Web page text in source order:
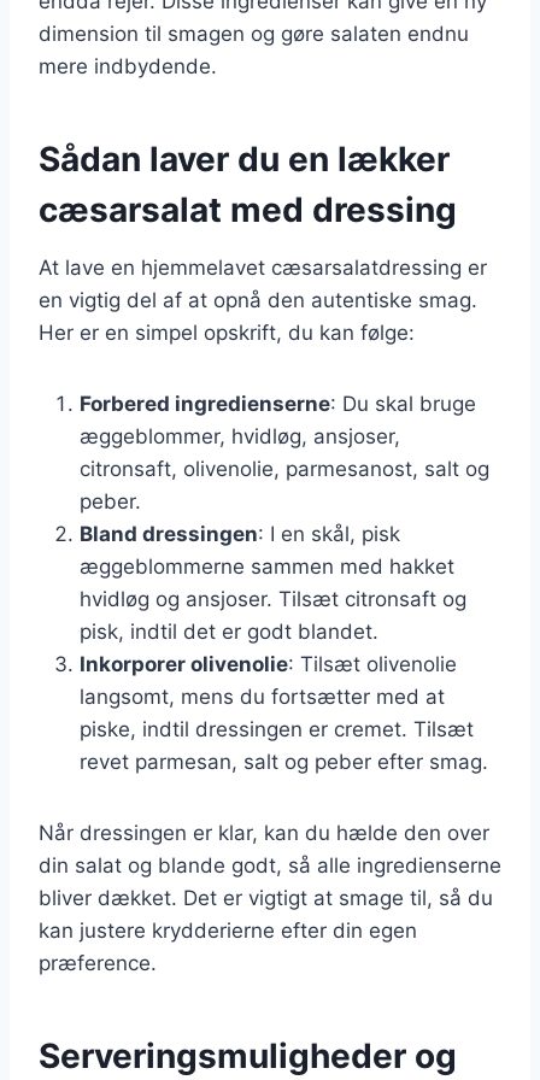
dimension til smagen og gøre salaten endnu
mere indbydende.
Sådan laver du en lækker
cæsarsalat med dressing
At lave en hjemmelavet cæsarsalatdressing er
en vigtig del af at opnå den autentiske smag.
Her er en simpel opskrift, du kan følge:
Forbered ingredienserne: Du skal bruge
æggeblommer, hvidløg, ansjoser,
citronsaft, olivenolie, parmesanost, salt og
peber.
Bland dressingen: I en skål, pisk
æggeblommerne sammen med hakket
hvidløg og ansjoser. Tilsæt citronsaft og
pisk, indtil det er godt blandet.
Inkorporer olivenolie: Tilsæt olivenolie
langsomt, mens du fortsætter med at
piske, indtil dressingen er cremet. Tilsæt
revet parmesan, salt og peber efter smag.
Når dressingen er klar, kan du hælde den over
din salat og blande godt, så alle ingredienserne
bliver dækket. Det er vigtigt at smage til, så du
kan justere krydderierne efter din egen
præference.
Serveringsmuligheder og